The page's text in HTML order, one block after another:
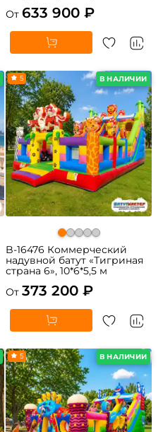
От 633 900 ₽
В НАЛИЧИИ
5
B-16476 Коммерческий
надувной батут «Тигриная
страна 6», 10*6*5,5 м
От 373 200 ₽
В НАЛИЧИИ
5